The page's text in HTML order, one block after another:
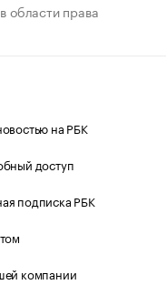
области права
на РБК
доступ
подписка РБК
компании